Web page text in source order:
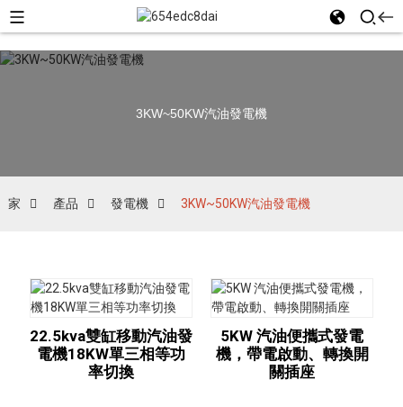
3KW~50KW汽油發電機
家 產品 發電機 3KW~50KW汽油發電機
22.5kva雙缸移動汽油發
電機18KW單三相等功
率切換
5KW 汽油便攜式發電
機，帶電啟動、轉換開
關插座